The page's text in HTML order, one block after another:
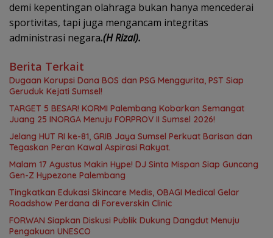
demi kepentingan olahraga bukan hanya mencederai
sportivitas, tapi juga mengancam integritas
administrasi negara.(H Rizal).
Berita Terkait
Dugaan Korupsi Dana BOS dan PSG Menggurita, PST Siap
Geruduk Kejati Sumsel!
TARGET 5 BESAR! KORMI Palembang Kobarkan Semangat
Juang 25 INORGA Menuju FORPROV II Sumsel 2026!
Jelang HUT RI ke-81, GRIB Jaya Sumsel Perkuat Barisan dan
Tegaskan Peran Kawal Aspirasi Rakyat.
Malam 17 Agustus Makin Hype! DJ Sinta Mispan Siap Guncang
Gen-Z Hypezone Palembang
Tingkatkan Edukasi Skincare Medis, OBAGI Medical Gelar
Roadshow Perdana di Foreverskin Clinic
FORWAN Siapkan Diskusi Publik Dukung Dangdut Menuju
Pengakuan UNESCO